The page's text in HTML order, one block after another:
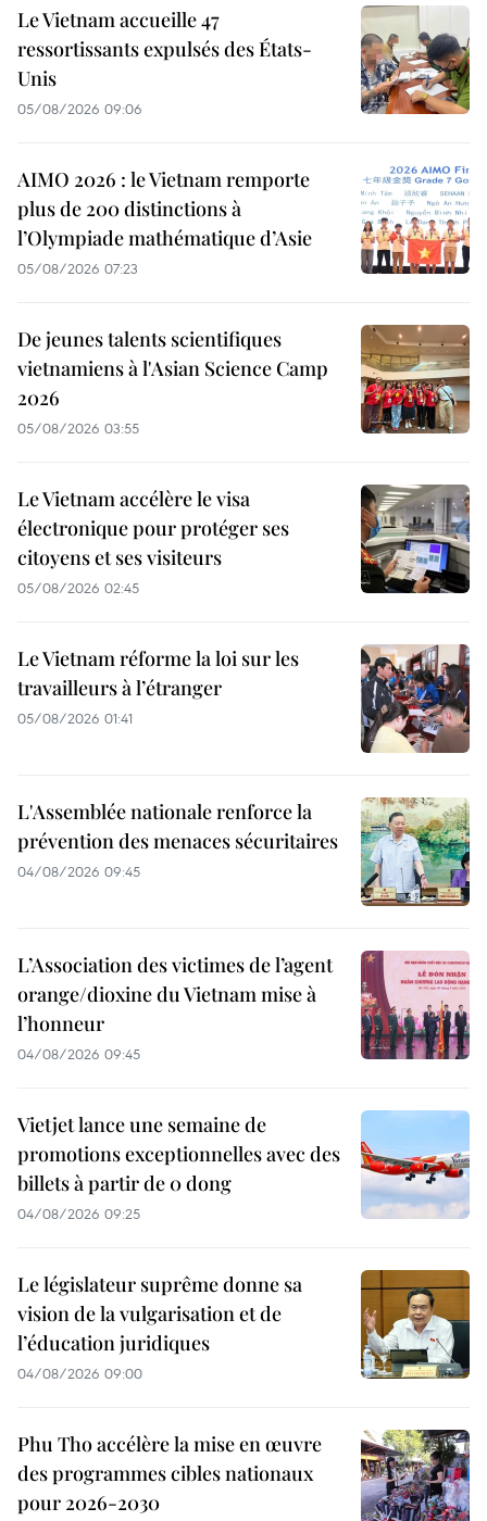
Le Vietnam accueille 47
ressortissants expulsés des États-
Unis
05/08/2026 09:06
AIMO 2026 : le Vietnam remporte
plus de 200 distinctions à
l’Olympiade mathématique d’Asie
05/08/2026 07:23
De jeunes talents scientifiques
vietnamiens à l'Asian Science Camp
2026
05/08/2026 03:55
Le Vietnam accélère le visa
électronique pour protéger ses
citoyens et ses visiteurs
05/08/2026 02:45
Le Vietnam réforme la loi sur les
travailleurs à l’étranger
05/08/2026 01:41
L'Assemblée nationale renforce la
prévention des menaces sécuritaires
04/08/2026 09:45
L’Association des victimes de l’agent
orange/dioxine du Vietnam mise à
l’honneur
04/08/2026 09:45
Vietjet lance une semaine de
promotions exceptionnelles avec des
billets à partir de 0 dong
04/08/2026 09:25
Le législateur suprême donne sa
vision de la vulgarisation et de
l’éducation juridiques
04/08/2026 09:00
Phu Tho accélère la mise en œuvre
des programmes cibles nationaux
pour 2026-2030